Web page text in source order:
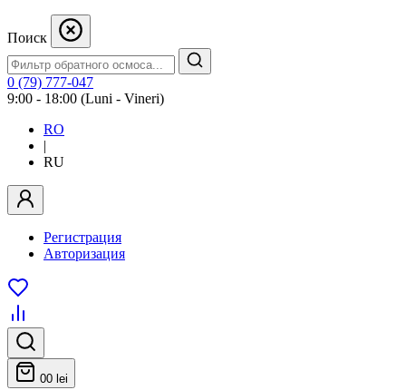
Поиск
0 (79) 777-047
9:00 - 18:00 (Luni - Vineri)
RO
|
RU
Регистрация
Авторизация
00 lei